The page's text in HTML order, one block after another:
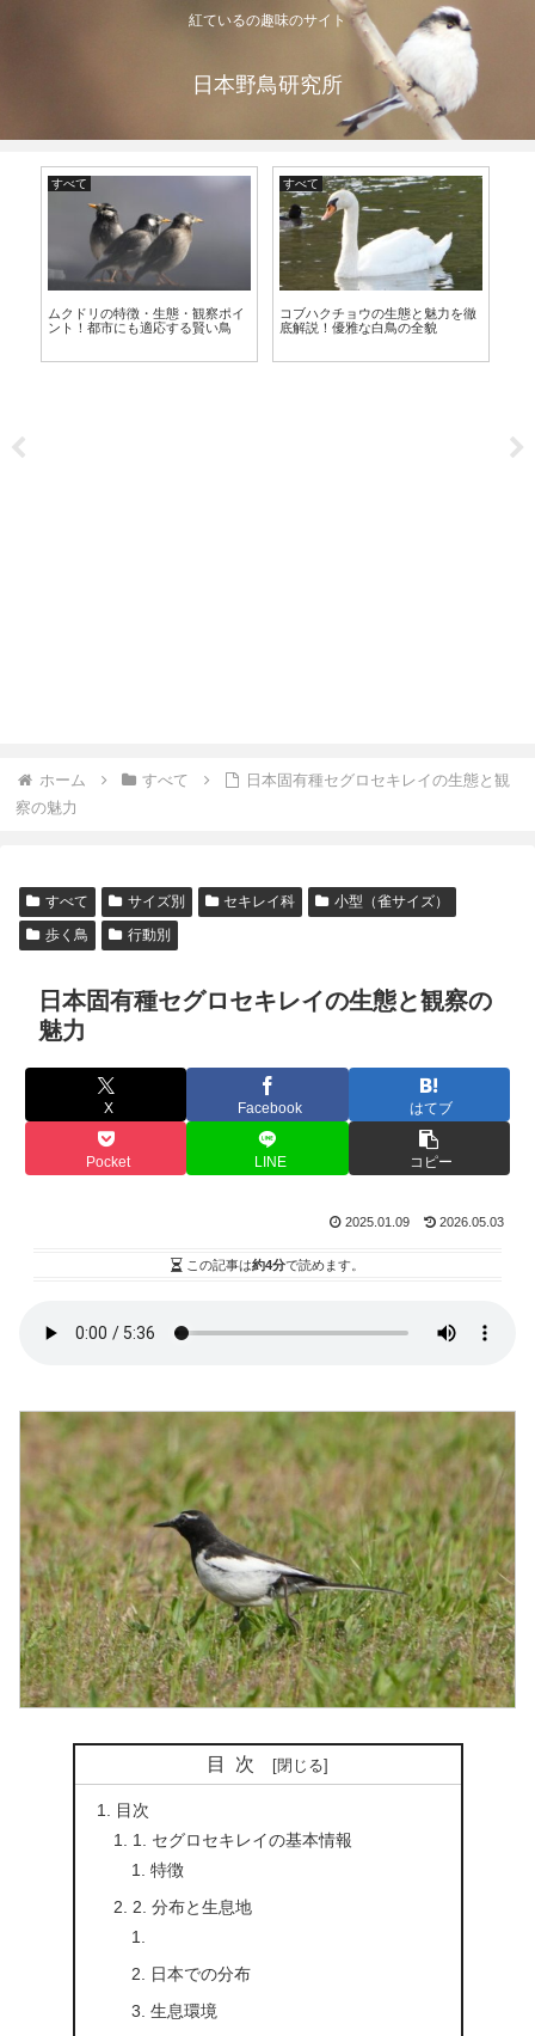
紅ているの趣味のサイト
日本野鳥研究所
すべて
ムクドリの特徴・生態・観察ポイ
ント！都市にも適応する賢い鳥
すべて
コブハクチョウの生態と魅力を徹
底解説！優雅な白鳥の全貌
ホーム すべて
日本固有種セグロセキレイの生態と観
察の魅力
すべて サイズ別 セキレイ科
小型（雀サイズ）
歩く鳥
行動別
日本固有種セグロセキレイの生態と観察の
魅力
X Facebook はてブ
Pocket LINE コピー
2025.01.09 2026.05.03
この記事は約4分で読めます。
目次
目次
1. セグロセキレイの基本情報
特徴
2. 分布と生息地
日本での分布
生息環境